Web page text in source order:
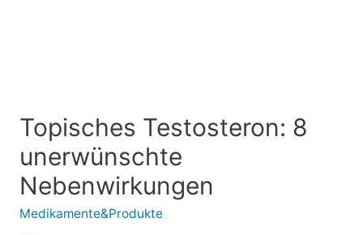
Topisches Testosteron: 8
unerwünschte
Nebenwirkungen
Medikamente&Produkte